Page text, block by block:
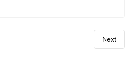
Next